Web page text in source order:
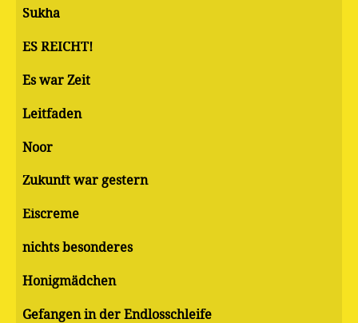
Sukha
ES REICHT!
Es war Zeit
Leitfaden
Noor
Zukunft war gestern
Eiscreme
nichts besonderes
Honigmädchen
Gefangen in der Endlosschleife